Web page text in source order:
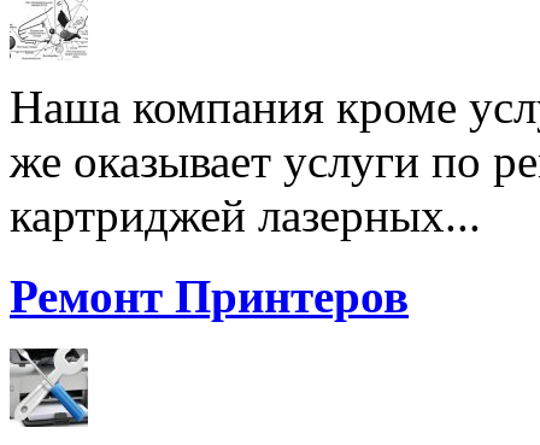
Наша компания кроме
же оказывает услуги по
картриджей лазерных...
Ремонт Принтеров